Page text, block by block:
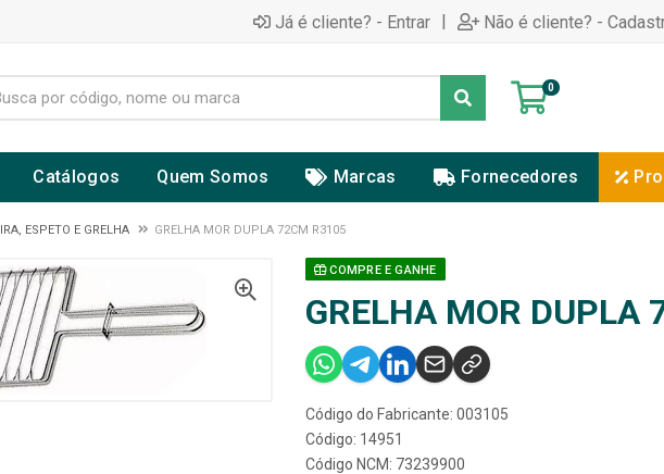
Já é cliente? - Entrar | Não é cliente? -
0
Catálogos Quem Somos Marcas Fornecedores
ESPETO E GRELHA GRELHA MOR DUPLA 72CM R3105
COMPRE E GANHE
GRELHA MOR DUPLA
Código do Fabricante: 003105
Código: 14951
Código NCM: 73239900